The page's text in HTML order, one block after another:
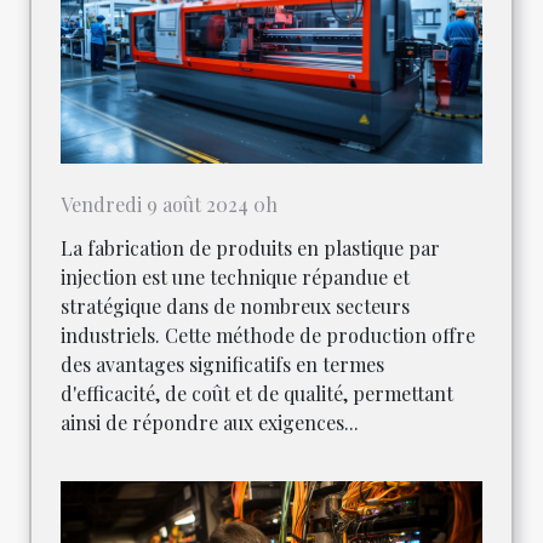
Vendredi 9 août 2024 0h
La fabrication de produits en plastique par
injection est une technique répandue et
stratégique dans de nombreux secteurs
industriels. Cette méthode de production offre
des avantages significatifs en termes
d'efficacité, de coût et de qualité, permettant
ainsi de répondre aux exigences...